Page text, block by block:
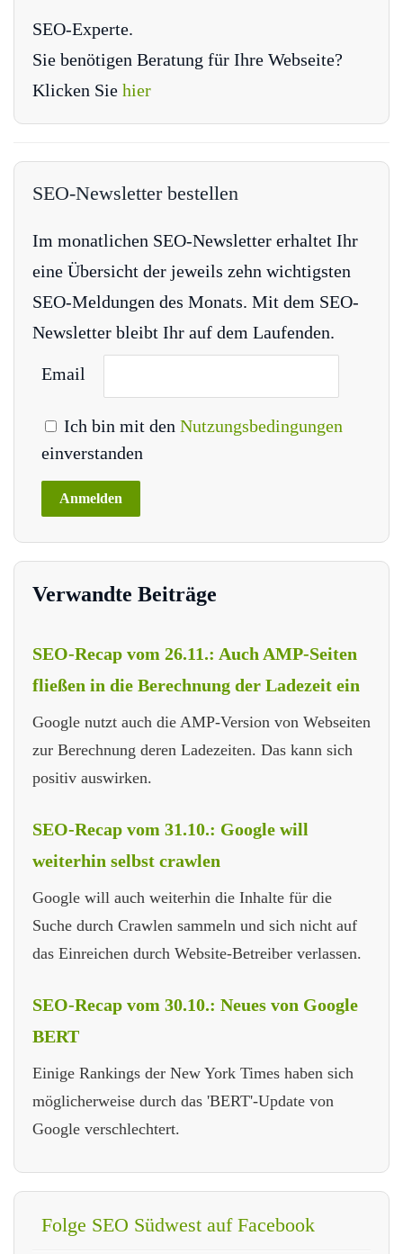
SEO-Experte.
Sie benötigen Beratung für Ihre Webseite?
Klicken Sie hier
SEO-Newsletter bestellen
Im monatlichen SEO-Newsletter erhaltet Ihr
eine Übersicht der jeweils zehn wichtigsten
SEO-Meldungen des Monats. Mit dem SEO-
Newsletter bleibt Ihr auf dem Laufenden.
Email
Ich bin mit den Nutzungsbedingungen
einverstanden
Verwandte Beiträge
SEO-Recap vom 26.11.: Auch AMP-Seiten
fließen in die Berechnung der Ladezeit ein
Google nutzt auch die AMP-Version von Webseiten
zur Berechnung deren Ladezeiten. Das kann sich
positiv auswirken.
SEO-Recap vom 31.10.: Google will
weiterhin selbst crawlen
Google will auch weiterhin die Inhalte für die
Suche durch Crawlen sammeln und sich nicht auf
das Einreichen durch Website-Betreiber verlassen.
SEO-Recap vom 30.10.: Neues von Google
BERT
Einige Rankings der New York Times haben sich
möglicherweise durch das 'BERT'-Update von
Google verschlechtert.
Folge SEO Südwest auf Facebook